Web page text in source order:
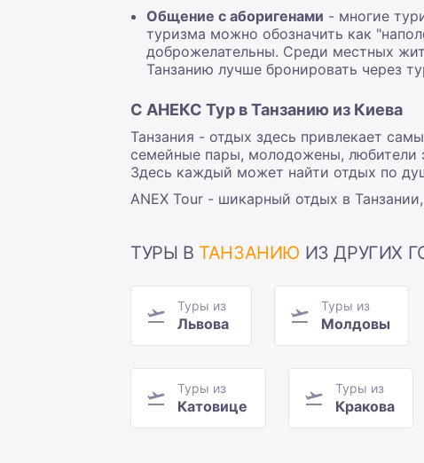
Общение с аборигенами - многие
туризма можно обозначить как
доброжелательны. Среди местных
Танзанию лучше бронировать через
С АНЕКС Тур в Танзанию из Киева
Танзания - отдых здесь привлекает
семейные пары, молодожены, любители
Здесь каждый может найти отдых по
ANEX Tour - шикарный отдых в Танзании
ТУРЫ В ТАНЗАНИЮ ИЗ ДРУГИХ
Туры из
Львова
Туры из
Молдовы
Туры из
Катовице
Туры из
Кракова